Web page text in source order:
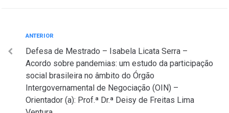
Navegação
de
Post
Anterior
ANTERIOR
Defesa de Mestrado – Isabela Licata Serra –
Acordo sobre pandemias: um estudo da participação
social brasileira no âmbito do Órgão
Intergovernamental de Negociação (OIN) –
Orientador (a): Prof.ª Dr.ª Deisy de Freitas Lima